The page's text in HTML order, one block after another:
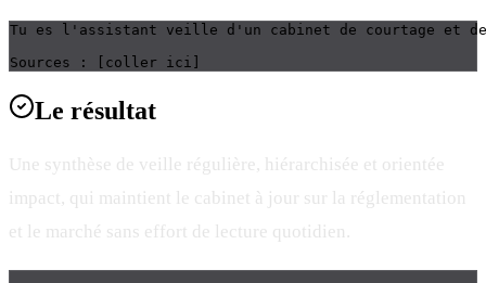
Tu es l'assistant veille d'un cabinet de courtage et
Sources : [coller ici]
Le résultat
Une synthèse de veille régulière, hiérarchisée et orientée
impact, qui maintient le cabinet à jour sur la réglementation
et le marché sans effort de lecture quotidien.